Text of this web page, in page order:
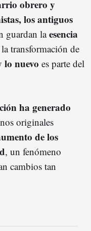
obrero y
los antiguos
guardan laesencia
transformación de
lo nuevo es parte del
ha generado
originales
de los
, un fenómeno
cambios tan